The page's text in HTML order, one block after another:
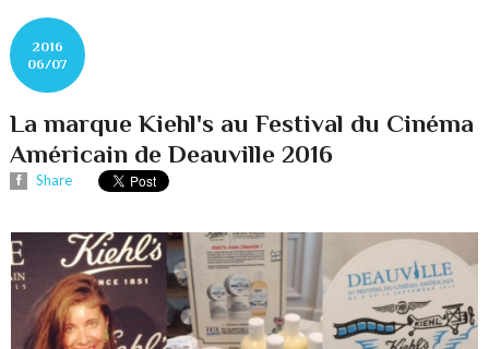
2016
06/07
La marque Kiehl's au Festival du Cinéma
Américain de Deauville 2016
Share